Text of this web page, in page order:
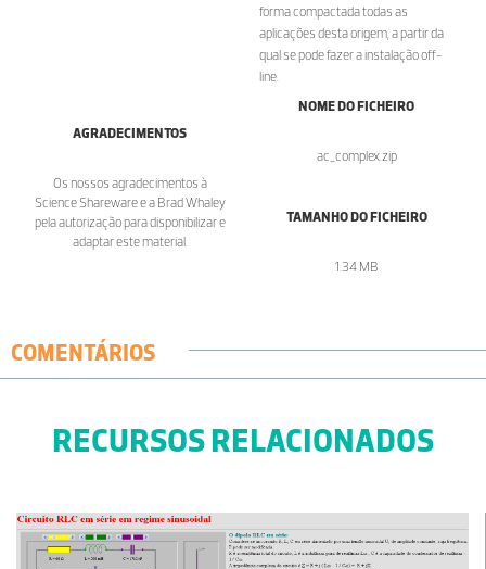
forma compactada todas as
aplicações desta origem, a partir da
qual se pode fazer a instalação off-
line.
AGRADECIMENTOS
Os nossos agradecimentos à
Science Shareware e a Brad Whaley
pela autorização para disponibilizar e
adaptar este material.
NOME DO FICHEIRO
ac_complex.zip
TAMANHO DO FICHEIRO
1.34 MB
COMENTÁRIOS
RECURSOS RELACIONADOS